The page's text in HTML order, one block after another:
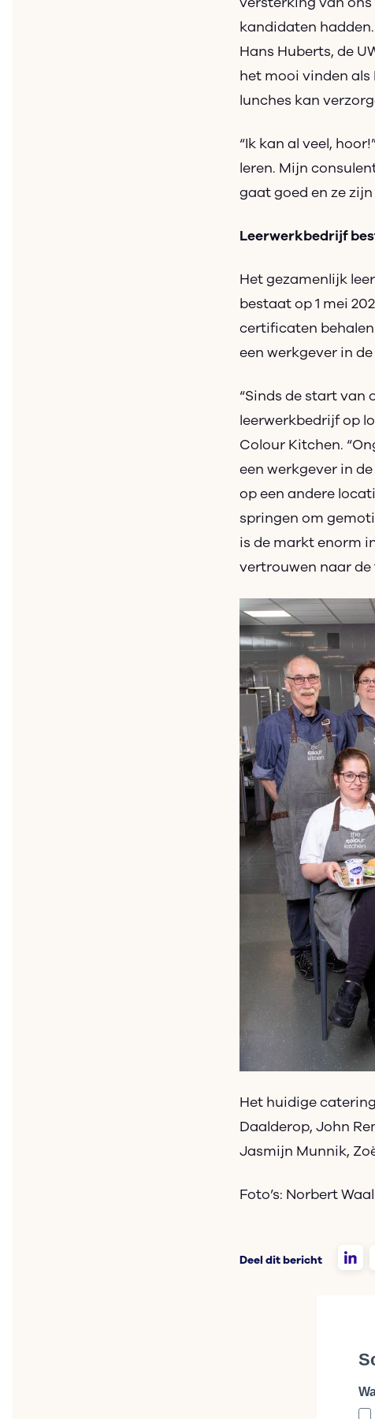
kandidaten
Hans Huberts, de
het mooi vinden
lunches kan
“Ik kan al veel,
leren. Mijn
gaat goed en ze
Leerwerkbedrijf
Het gezamenlijk
bestaat op 1 mei
certificaten
een werkgever in
“Sinds de start van
leerwerkbedrijf op
Colour Kitchen.
een werkgever in
op een andere
springen om
is de markt enorm
vertrouwen naar de
Het huidige
Daalderop, John
Jasmijn Munnik,
Foto’s: Norbert
Deel dit bericht